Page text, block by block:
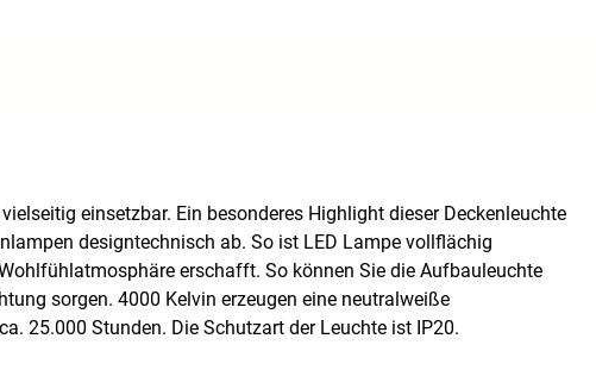
einsetzbar. Ein besonderes Highlight dieser Deckenleuchte
designtechnisch ab. So ist LED Lampe vollflächig
erschafft. So können Sie die Aufbauleuchte
sorgen. 4000 Kelvin erzeugen eine neutralweiße
25.000 Stunden. Die Schutzart der Leuchte ist IP20.